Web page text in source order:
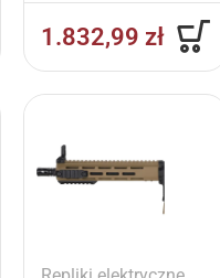
1.832,99 zł